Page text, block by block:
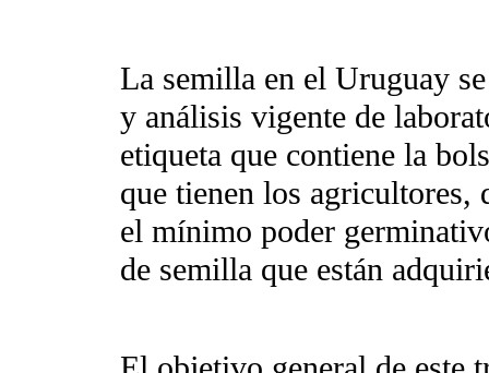
La semilla en el Uruguay
y análisis vigente de
etiqueta que contiene la
que tienen los agricultores,
el mínimo poder
de semilla que están